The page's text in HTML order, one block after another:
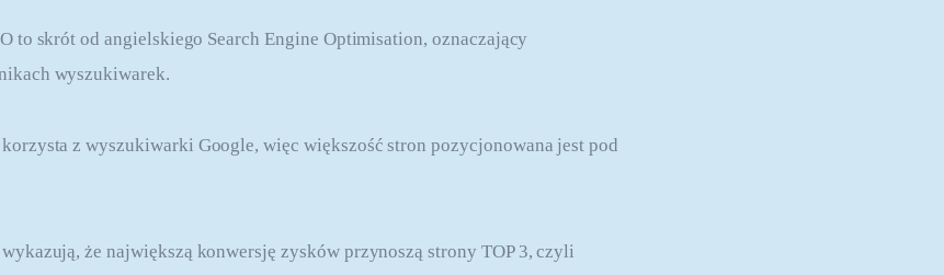
to skrót od angielskiego Search Engine Optimisation, oznaczający
wyszukiwarek.
z wyszukiwarki Google, więc większość stron pozycjonowana jest pod
że największą konwersję zysków przynoszą strony TOP 3, czyli